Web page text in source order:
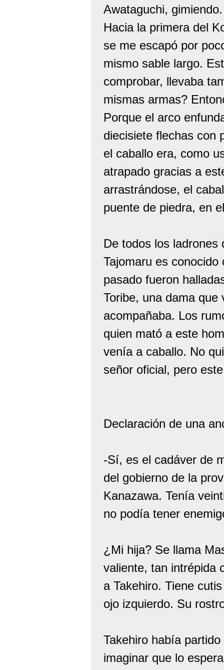
Awataguchi,
Hacia la primera del
se me escapó por
mismo sable largo.
comprobar, llevaba
mismas armas?
Porque el arco
diecisiete flechas con
el caballo era, como
atrapado gracias a
arrastrándose, el
puente de piedra, en
De todos los ladrones
Tajomaru es
pasado fueron
Toribe, una dama
acompañaba. Los
quien mató a este
venía a caballo. No
señor oficial, pero
Declaración de una
-Sí, es el cadáver de
del gobierno de la
Kanazawa. Tenía
no podía tener
¿Mi hija? Se llama
valiente, tan intrépida
a Takehiro. Tiene
ojo izquierdo. Su
Takehiro había
imaginar que lo